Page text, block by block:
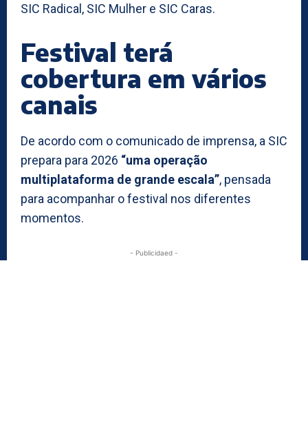
SIC Radical, SIC Mulher e SIC Caras.
Festival terá
cobertura em vários
canais
De acordo com o comunicado de imprensa, a SIC
prepara para 2026 “uma operação
multiplataforma de grande escala”, pensada
para acompanhar o festival nos diferentes
momentos.
- Publicidaed -